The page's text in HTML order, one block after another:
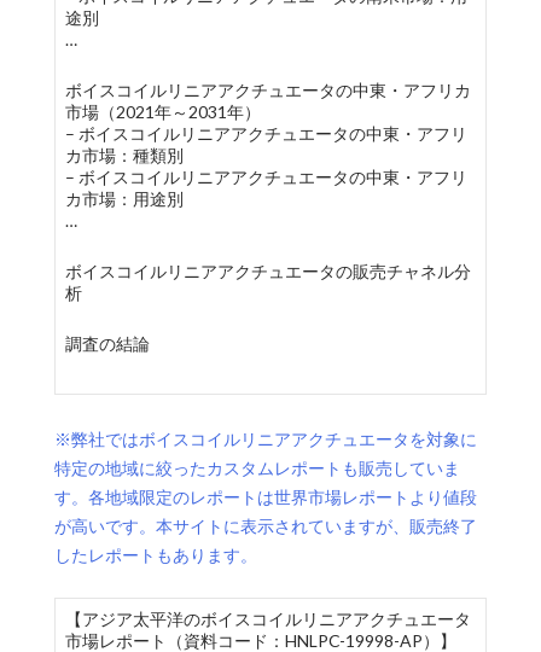
途別
…
ボイスコイルリニアアクチュエータの中東・アフリカ
市場（2021年～2031年）
– ボイスコイルリニアアクチュエータの中東・アフリ
カ市場：種類別
– ボイスコイルリニアアクチュエータの中東・アフリ
カ市場：用途別
…
ボイスコイルリニアアクチュエータの販売チャネル分
析
調査の結論
※弊社ではボイスコイルリニアアクチュエータを対象に
特定の地域に絞ったカスタムレポートも販売していま
す。各地域限定のレポートは世界市場レポートより値段
が高いです。本サイトに表示されていますが、販売終了
したレポートもあります。
【アジア太平洋のボイスコイルリニアアクチュエータ
市場レポート（資料コード：HNLPC-19998-AP）】